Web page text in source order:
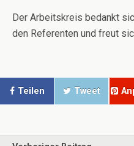
Der Arbeitskreis bedankt
den Referenten und freut
Teilen Tweet